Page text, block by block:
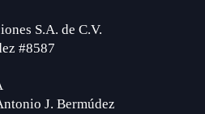
S.A. de C.V.
#8587
J. Bermúdez